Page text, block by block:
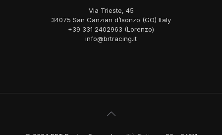
Via Trieste, 45
34075 San Canzian d’Isonzo (GO) Italy
+39 331 2402963 (Lorenzo)
info@brtracing.it